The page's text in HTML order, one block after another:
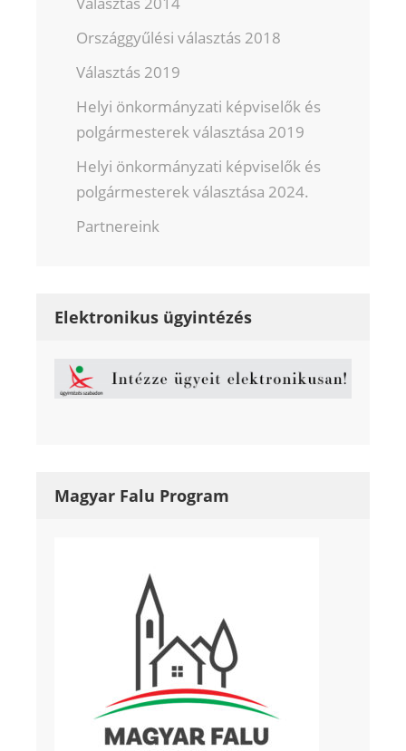
Országgyűlési választás 2018
Választás 2019
Helyi önkormányzati képviselők és
polgármesterek választása 2019
Helyi önkormányzati képviselők és
polgármesterek választása 2024.
Partnereink
Elektronikus ügyintézés
Magyar Falu Program